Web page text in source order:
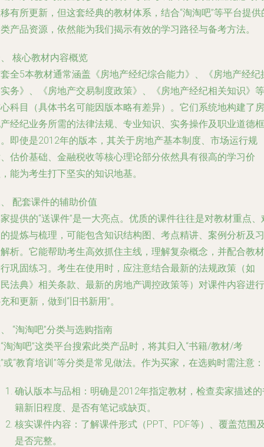
有所更新，但这套经典的教材体系，结合“淘淘吧”等平台提供
产品资源，依然能为我们揭示有效的学习路径与备考方法。
核心教材内容概览
全5本教材通常涵盖《房地产经纪综合能力》、《房地产经纪
务》、《房地产交易制度政策》、《房地产经纪相关知识》等
科目（具体书名可能因版本略有差异）。它们系统地构建了房
经纪业务所需的法律法规、专业知识、实务操作及职业道德框
即使是2012年的版本，其关于房地产基本制度、市场运行规
估价基础、金融税收等核心理论部分依然具有很高的学习价
能为考生打下坚实的知识地基。
配套课件的辅助价值
提供的“送课件”是一大亮点。优质的课件往往是对教材重点、
提炼与梳理，可能包含知识结构图、考点精讲、案例分析及习
析。它能帮助考生高效抓住主线，理解复杂概念，并配合教材
巩固练习。考生在使用时，应注意结合最新的法规政策（如
法典》相关条款、最新的房地产调控政策等）对课件内容进行
和更新，做到“旧书新用”。
“淘淘吧”分类与选购指南
淘淘吧”这类平台搜索此类产品时，将其归入“书籍/教材/考
或“教育培训”等分类是常见做法。作为买家，在选购时需注意：
确认版本与品相：明确是2012年指定教材，检查卖家描述
籍新旧程度、是否有笔记或缺页。
核实课件内容：了解课件形式（PPT、PDF等）、覆盖范围
是否完整。